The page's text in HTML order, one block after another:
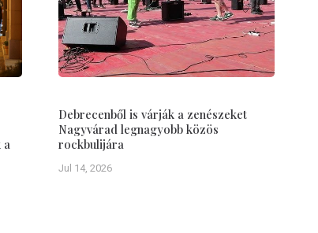
a
Debrecenből is várják a zenészeket
Nagyvárad legnagyobb közös
rockbulijára
Jul 14, 2026